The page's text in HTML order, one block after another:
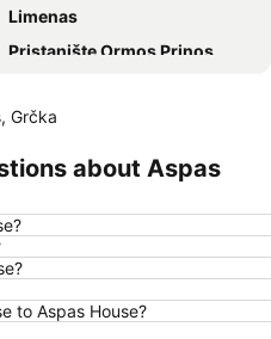
Limenas
Pristanište Ormos Prinos
Plaža Pefkari
Nea Peramos
Traditional Settlement of Panagia
Plaža Paradise
Τimios Stavros
Grčka
about Aspas
to Aspas House?